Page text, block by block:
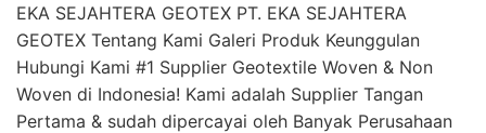
EKA SEJAHTERA GEOTEX PT. EKA SEJAHTERA
GEOTEX Tentang Kami Galeri Produk Keunggulan
Hubungi Kami #1 Supplier Geotextile Woven & Non
Woven di Indonesia! Kami adalah Supplier Tangan
Pertama & sudah dipercayai oleh Banyak Perusahaan